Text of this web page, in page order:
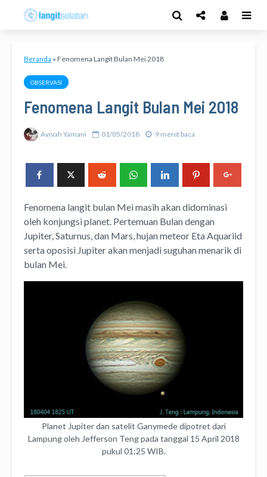
Beranda » Fenomena Langit Bulan Mei 2018
OBSERVASI
Fenomena Langit Bulan Mei 2018
Avivah Yamani 01/05/2018 9 menit baca
Fenomena langit bulan Mei masih akan didominasi
oleh konjungsi planet. Pertemuan Bulan dengan
Jupiter, Saturnus, dan Mars, hujan meteor Eta Aquariid
serta oposisi Jupiter akan menjadi suguhan menarik di
bulan Mei.
Planet Jupiter dan satelit Ganymede dipotret dari
Lampung oleh Jefferson Teng pada tanggal 15 April 2018
pukul 01:25 WIB.